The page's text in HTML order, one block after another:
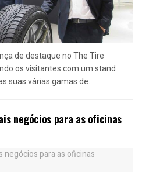
de destaque no The Tire
os visitantes com um stand
suas várias gamas de...
negócios para as oficinas